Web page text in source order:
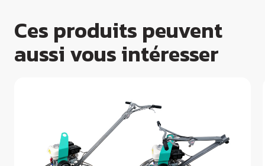
Ces produits peuvent
aussi vous intéresser